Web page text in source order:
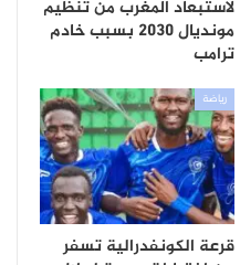
لاستبعاد المغرب من تنظيم
مونديال 2030 بسبب خادم
ترامب
رياضة
قرعة الكونفدرالية تسفر